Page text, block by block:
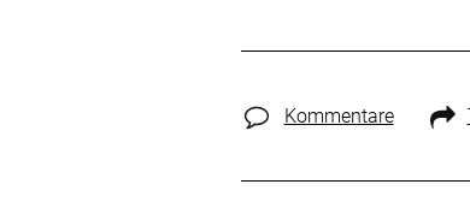
Kommentare